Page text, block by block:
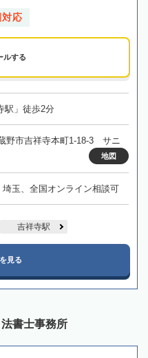
応
ルする
駅」徒歩2分
野市吉祥寺本町1-18-3 サニ
地図
玉、全国オンライン相談可
吉祥寺駅
見る
書士事務所